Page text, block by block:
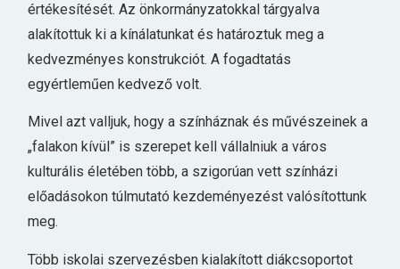
értékesítését. Az önkormányzatokkal tárgyalva
alakítottuk ki a kínálatunkat és határoztuk meg a
kedvezményes konstrukciót. A fogadtatás
egyértleműen kedvező volt.
Mivel azt valljuk, hogy a színháznak és művészeinek a
„falakon kívül” is szerepet kell vállalniuk a város
kulturális életében több, a szigorúan vett színházi
előadásokon túlmutató kezdeményezést valósítottunk
meg.
Több iskolai szervezésben kialakított diákcsoportot